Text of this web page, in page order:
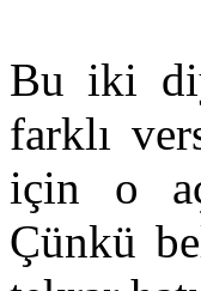
Bu iki
farklı
için o
Çünkü